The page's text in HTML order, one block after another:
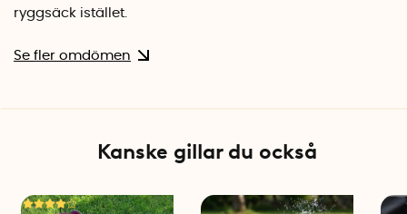
ryggsäck istället.
Se fler omdömen
Kanske gillar du också